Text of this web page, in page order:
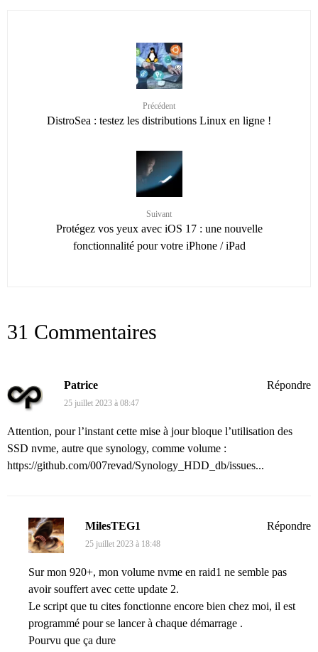
Précédent
DistroSea : testez les distributions Linux en ligne !
Suivant
Protégez vos yeux avec iOS 17 : une nouvelle
fonctionnalité pour votre iPhone / iPad
31 Commentaires
Patrice
25 juillet 2023 à 08:47
Attention, pour l’instant cette mise à jour bloque l’utilisation des
SSD nvme, autre que synology, comme volume :
https://github.com/007revad/Synology_HDD_db/issues...
Répondre
MilesTEG1
25 juillet 2023 à 18:48
Sur mon 920+, mon volume nvme en raid1 ne semble pas
avoir souffert avec cette update 2.
Le script que tu cites fonctionne encore bien chez moi, il est
programmé pour se lancer à chaque démarrage .
Pourvu que ça dure
Répondre